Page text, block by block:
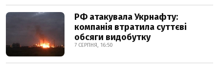
РФ атакувала Укрнафту:
компанія втратила суттєві
обсяги видобутку
7 СЕРПНЯ, 16:50